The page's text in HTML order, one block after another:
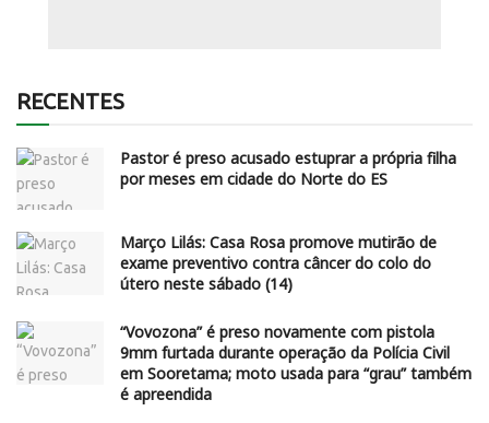
RECENTES
Pastor é preso acusado estuprar a própria filha
por meses em cidade do Norte do ES
Março Lilás: Casa Rosa promove mutirão de
exame preventivo contra câncer do colo do
útero neste sábado (14)
“Vovozona” é preso novamente com pistola
9mm furtada durante operação da Polícia Civil
em Sooretama; moto usada para “grau” também
é apreendida